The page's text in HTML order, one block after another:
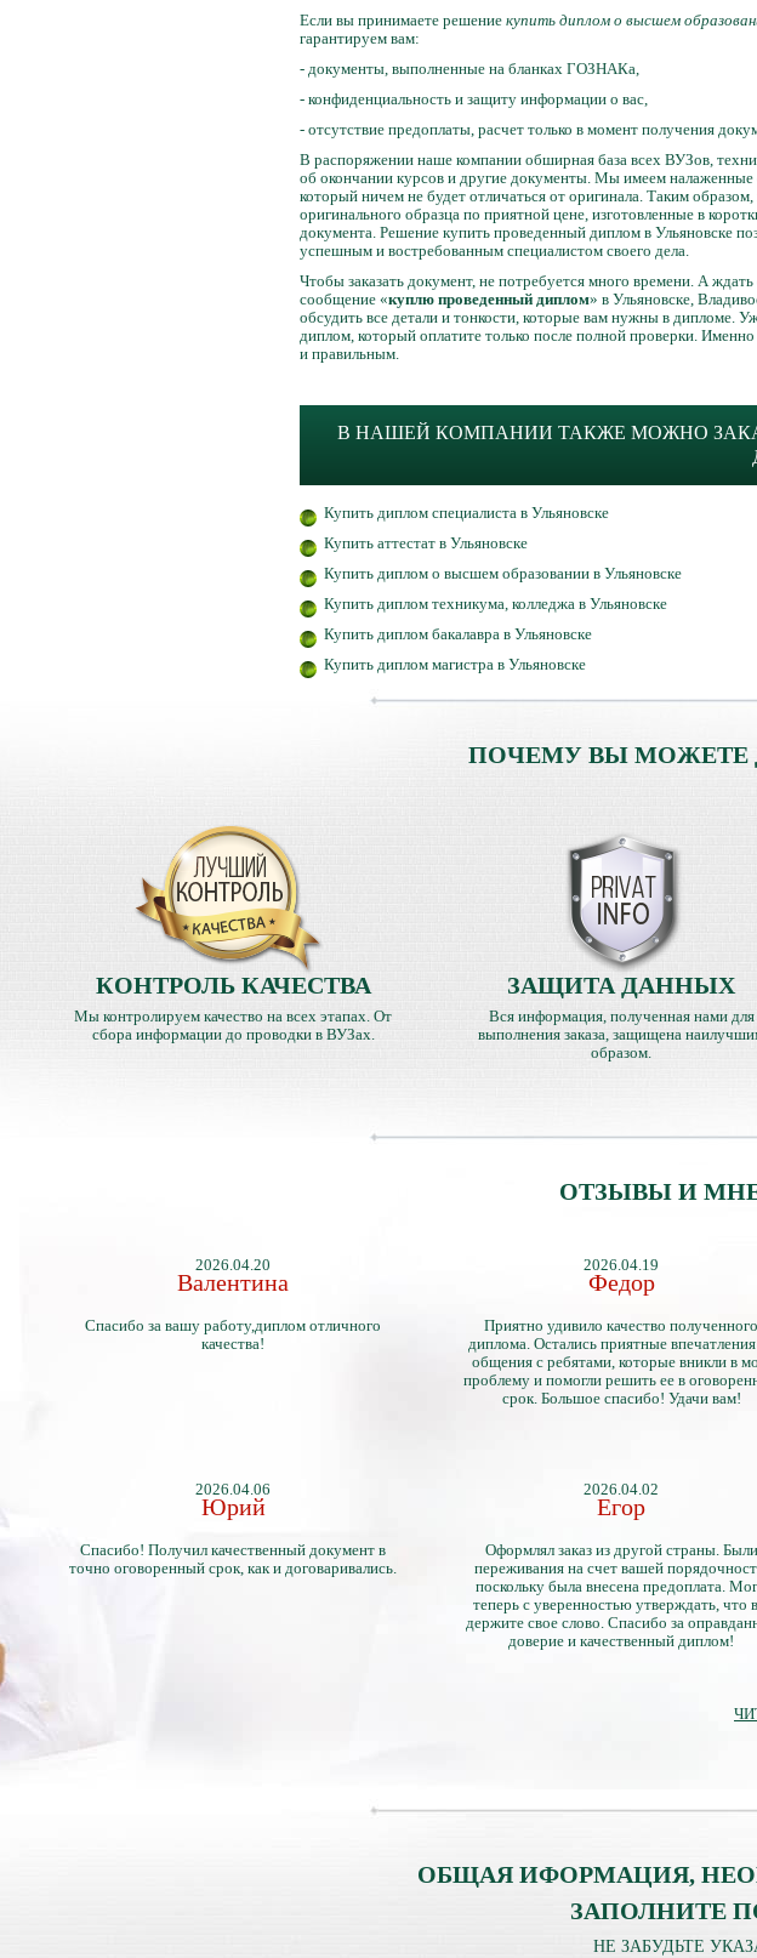
Если вы принимаете решение купить диплом о высшем
гарантируем вам:
- документы, выполненные на бланках ГОЗНАКа,
- конфиденциальность и защиту информации о вас,
- отсутствие предоплаты, расчет только в момент получения
В распоряжении наше компании обширная база всех ВУЗов,
об окончании курсов и другие документы. Мы имеем налаженные
который ничем не будет отличаться от оригинала. Таким
оригинального образца по приятной цене, изготовленные в
документа. Решение купить проведенный диплом в Ульяновске
успешным и востребованным специалистом своего дела.
Чтобы заказать документ, не потребуется много времени. А
сообщение «куплю проведенный диплом» в Ульяновске,
обсудить все детали и тонкости, которые вам нужны в дипломе.
диплом, который оплатите только после полной проверки.
и правильным.
В НАШЕЙ КОМПАНИИ ТАКЖЕ МОЖНО
Купить диплом специалиста в Ульяновске
Купить аттестат в Ульяновске
Купить диплом о высшем образовании в Ульяновске
Купить диплом техникума, колледжа в Ульяновске
Купить диплом бакалавра в Ульяновске
Купить диплом магистра в Ульяновске
ПОЧЕМУ ВЫ МОЖЕТЕ
КОНТРОЛЬ КАЧЕСТВА
Мы контролируем качество на всех этапах. От
сбора информации до проводки в ВУЗах.
ЗАЩИТА ДАННЫХ
Вся информация, полученная нами для
выполнения заказа, защищена
образом.
ОТЗЫВЫ И
2026.04.20
Валентина
Спасибо за вашу работу,диплом отличного
качества!
2026.04.19
Федор
Приятно удивило качество полученного
диплома. Остались приятные
общения с ребятами, которые вникли в
проблему и помогли решить ее в
срок. Большое спасибо! Удачи вам!
2026.04.06
Юрий
Спасибо! Получил качественный документ в
точно оговоренный срок, как и договаривались.
2026.04.02
Егор
Оформлял заказ из другой страны. Были
переживания на счет вашей
поскольку была внесена предоплата.
теперь с уверенностью утверждать, что
держите свое слово. Спасибо за
доверие и качественный диплом!
ОБЩАЯ ИФОРМАЦИЯ,
ЗАПОЛНИТЕ
НЕ ЗАБУДЬТЕ